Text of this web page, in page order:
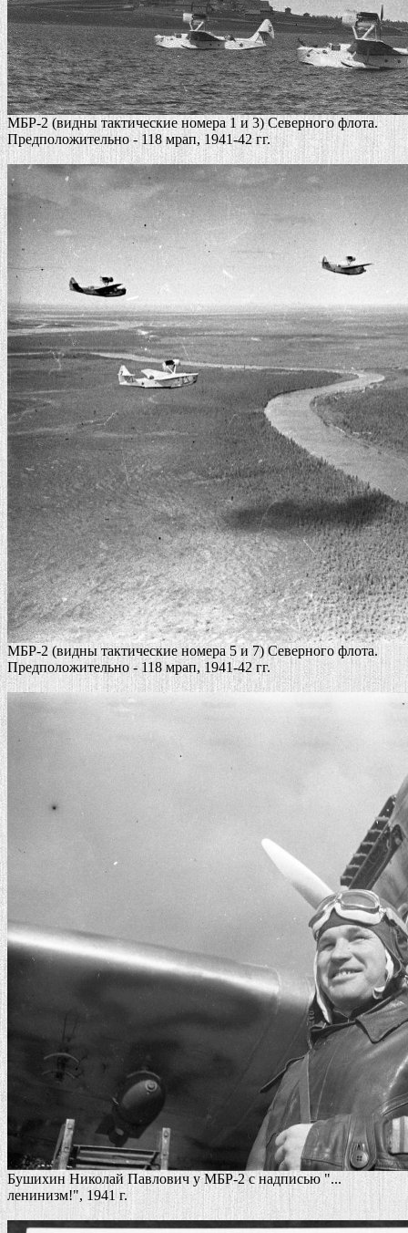
МБР-2 (видны тактические номера 1 и 3) Северного флота.
Предположительно - 118 мрап, 1941-42 гг.
МБР-2 (видны тактические номера 5 и 7) Северного флота.
Предположительно - 118 мрап, 1941-42 гг.
Бушихин Николай Павлович у МБР-2 с надписью "...
ленинизм!", 1941 г.